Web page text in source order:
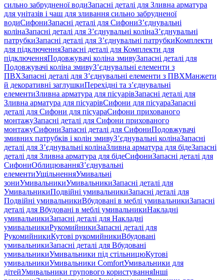
сильно забрудненої водиЗапасні деталі для Зливна арматура
для унітазів і чаш для зливання сильно забрудненої
водиСифониЗапасні деталі для СифониЗ’єднувальні
колінаЗапасні деталі для З’єднувальні колінаЗ’єднувальні
патрубкиЗапасні деталі для З’єднувальні патрубкиКомплекти
для підключенняЗапасні деталі для Комплекти для
підключенняПодовжувачі коліна змивуЗапасні деталі для
Подовжувачі коліна змивуЗ’єднувальні елементи з
ПВХЗапасні деталі для З’єднувальні елементи з ПВХМанжети
й декоративні заглушкиПерехідні та з’єднувальні
елементиЗливна арматура для пісуарівЗапасні деталі для
Зливна арматура для пісуарівСифони для пісуараЗапасні
деталі для Сифони для пісуараСифони прихованого
монтажуЗапасні деталі для Сифони прихованого
монтажуСифониЗапасні деталі для СифониПодовжувачі
змивних патрубків і колін змивуЗ’єднувальні колінаЗапасні
деталі для З’єднувальні колінаЗливна арматура для бідеЗапасні
деталі для Зливна арматура для бідеСифониЗапасні деталі для
СифониОблицюванняЗ’єднувальні
елементиУщільненняУмивальні
зониУмивальникиУмивальникиЗапасні деталі для
УмивальникиПодвійні умивальникиЗапасні деталі для
Подвійні умивальникиВбудовані в меблі умивальникиЗапасні
деталі для Вбудовані в меблі умивальникиНакладні
умивальникиЗапасні деталі для Накладні
умивальникиРукомийникиЗапасні деталі для
РукомийникиКутові рукомийникиВбудовані
умивальникиЗапасні деталі для Вбудовані
умивальникиУмивальники під стільницюКутові
умивальникиУмивальники ComfortУмивальники для
дітейУмивальники групового користуванняІнші